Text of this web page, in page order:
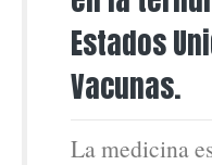
Estados
Vacunas.
La medicina